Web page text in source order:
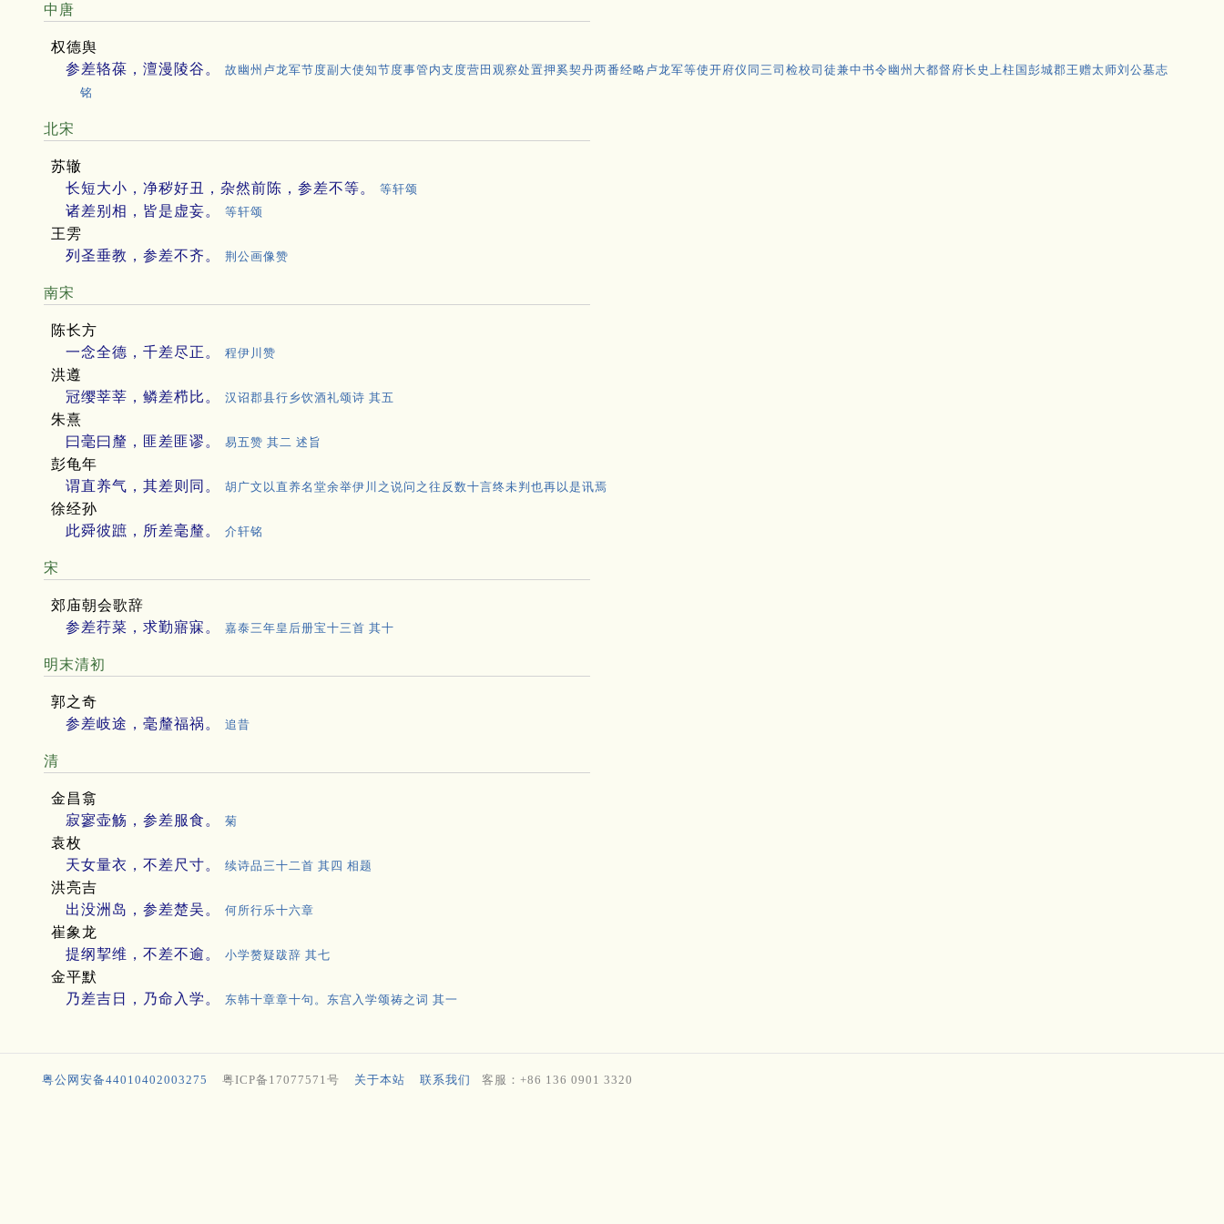
中唐
权德舆
参差辂葆，澶漫陵谷。
故幽州卢龙军节度副大使知节度事管内支度营田观察处置押奚契丹两番经略卢龙军等使开府仪同三司检校司徒兼中书令幽州大都督府长史上柱国彭城郡王赠太师刘公墓志
铭
北宋
苏辙
长短大小，净秽好丑，杂然前陈，参差不等。
等轩颂
诸差别相，皆是虚妄。 等轩颂
王雱
列圣垂教，参差不齐。
荆公画像赞
南宋
陈长方
一念全德，千差尽正。
程伊川赞
洪遵
冠缨莘莘，鳞差栉比。
汉诏郡县行乡饮酒礼颂诗 其五
朱熹
曰毫曰釐，匪差匪谬。
易五赞 其二 述旨
彭龟年
谓直养气，其差则同。
胡广文以直养名堂余举伊川之说问之往反数十言终未判也再以是讯焉
徐经孙
此舜彼蹠，所差毫釐。
介轩铭
宋
郊庙朝会歌辞
参差荇菜，求勤寤寐。
嘉泰三年皇后册宝十三首 其十
明末清初
郭之奇
参差岐途，毫釐福祸。
追昔
清
金昌翕
寂寥壶觞，参差服食。
菊
袁枚
天女量衣，不差尺寸。
续诗品三十二首 其四 相题
洪亮吉
出没洲岛，参差楚吴。
何所行乐十六章
崔象龙
提纲挈维，不差不逾。
小学赘疑跋辞 其七
金平默
乃差吉日，乃命入学。
东韩十章章十句。东宫入学颂祷之词 其一
粤公网安备44010402003275 粤ICP备17077571号 关于本站 联系我们 客服：+86 136 0901 3320